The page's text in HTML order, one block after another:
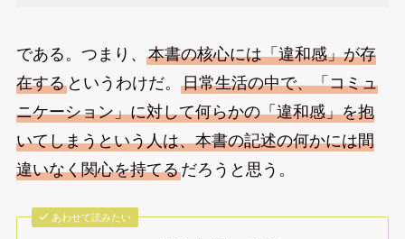
である。つまり、 本書の核心には「違和感」が存
在するというわけだ。 日常生活の中で、「コミュ
ニケーション」に対して何らかの「違和感」を抱
いてしまうという人は、本書の記述の何かには間
違いなく関心を持てるだろうと思う。
あわせて読みたい